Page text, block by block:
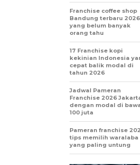
Franchise coffee shop
Bandung terbaru 2026
yang belum banyak
orang tahu
17 Franchise kopi
kekinian Indonesia
cepat balik modal di
tahun 2026
Jadwal Pameran
Franchise 2026
dengan modal di
100 juta
Pameran franchise
tips memilih waralaba
yang paling untung